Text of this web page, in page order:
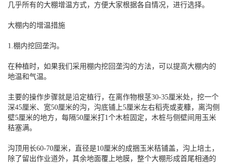
几乎所有的大棚增温方式，方便大家根据各自情况，进行选择。
大棚内的增温措施
1.棚内挖回垄沟。
在种植时，如果我们采用棚内挖回垄沟的方法，可以提高大棚内的
地温和气温。
主要的操作步骤就是沿定植行，在离作物根茎30-35厘米处，挖一个
深45厘米、宽50厘米的沟，沟底铺上5厘米左右稻壳或麦糠，离沟侧
壁5厘米的地方，每隔50厘米打1个木桩固定，木桩与侧壁间用玉米
秸塞满。
沟顶用长60-70厘米，直径是10厘米的成捆玉米秸铺盖，沟上培土，
除了留出作业道外，其余地面覆上地膜，整个大棚形成首尾相通的